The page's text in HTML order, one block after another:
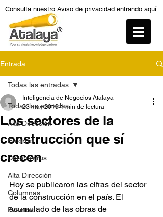
Consulta nuestro Aviso de privacidad entrando aquí
Entrada
Todas las entradas
Alta Dirección
Entorno
Coronavirus
Alta Dirección
Columnas
Eventos
Todas las entradas
Los sectores de la
construcción que sí
crecen
Inteligencia de Negocios Atalaya
23 may 2019 1 min de lectura
Hoy se publicaron las cifras del sector
de la construcción en el país. El
acumulado de las obras de